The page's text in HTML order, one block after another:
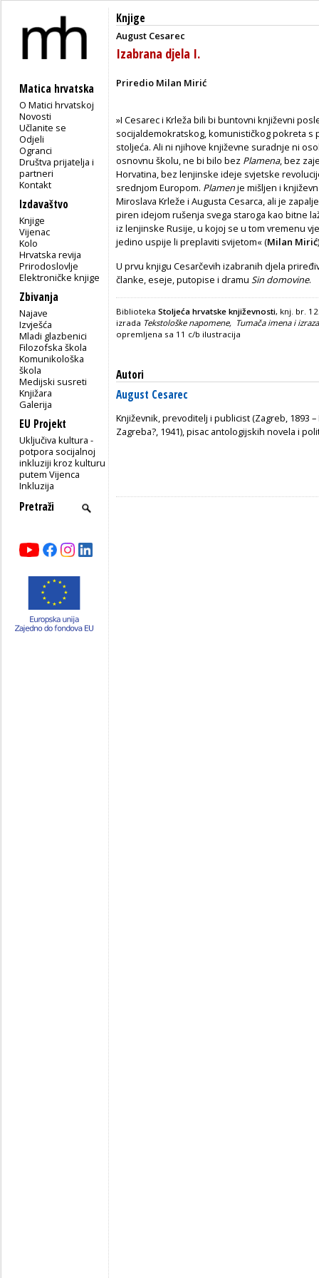
Matica hrvatska
O Matici hrvatskoj
Novosti
Učlanite se
Odjeli
Ogranci
Društva prijatelja i
partneri
Kontakt
Izdavaštvo
Knjige
Vijenac
Kolo
Hrvatska revija
Prirodoslovlje
Elektroničke knjige
Zbivanja
Najave
Izvješća
Mladi glazbenici
Filozofska škola
Komunikološka
škola
Medijski susreti
Knjižara
Galerija
EU Projekt
Uključiva kultura -
potpora socijalnoj
inkluziji kroz kulturu
putem Vijenca
Inkluzija
Knjige
August Cesarec
Izabrana djela I.
Priredio Milan Mirić
»I Cesarec i Krleža bili bi buntovni književni
socijaldemokratskog, komunističkog pokreta
stoljeća. Ali ni njihove književne suradnje ni
osnovnu školu, ne bi bilo bez Plamena, bez
Horvatina, bez lenjinske ideje svjetske
srednjom Europom. Plamenje mišljen i
Miroslava Krleže i Augusta Cesarca, ali je
piren idejom rušenja svega staroga kao bitne
iz lenjinske Rusije, u kojoj se u tom vremenu
jedino uspije li preplaviti svijetom« (Milan Mirić
U prvu knjigu Cesarčevih izabranih djela
članke, eseje, putopise i dramu Sin domovine.
Biblioteka Stoljeća hrvatske književnosti, knj. br.
izrada Tekstološke napomene, Tumača imena i izraza
opremljena sa 11 c/b ilustracija
Autori
August Cesarec
Književnik, prevoditelj i publicist (Zagreb, 1893
Zagreba?, 1941), pisac antologijskih novela i